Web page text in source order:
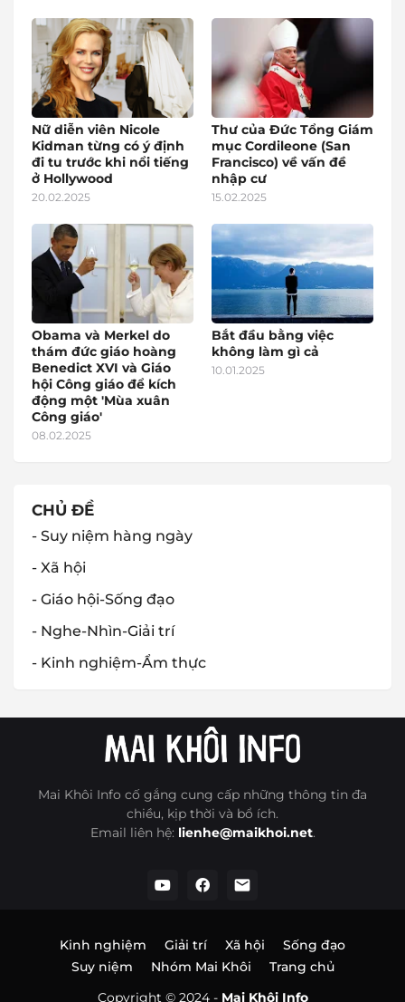
Nữ diễn viên Nicole
Kidman từng có ý định
đi tu trước khi nổi tiếng
ở Hollywood
20.02.2025
Thư của Đức Tổng Giám
mục Cordileone (San
Francisco) về vấn đề
nhập cư
15.02.2025
Obama và Merkel do
thám đức giáo hoàng
Benedict XVI và Giáo
hội Công giáo để kích
động một 'Mùa xuân
Công giáo'
08.02.2025
Bắt đầu bằng việc
không làm gì cả
10.01.2025
CHỦ ĐỀ
- Suy niệm hàng ngày
- Xã hội
- Giáo hội-Sống đạo
- Nghe-Nhìn-Giải trí
- Kinh nghiệm-Ẩm thực
Mai Khôi Info cố gắng cung cấp những thông tin đa
chiều, kịp thời và bổ ích.
Email liên hệ: lienhe@maikhoi.net.
Copyright © 2024 - Mai Khôi Info
Kinh nghiệm Giải trí Xã hội
Sống đạo
Suy niệm
Nhóm Mai Khôi Trang chủ